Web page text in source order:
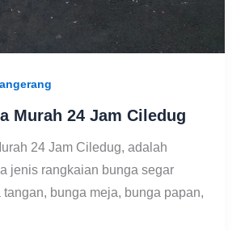
Murah 24 Jam Ciledug
24 Jam Ciledug, adalah
jenis rangkaian bunga segar
bunga meja, bunga papan,